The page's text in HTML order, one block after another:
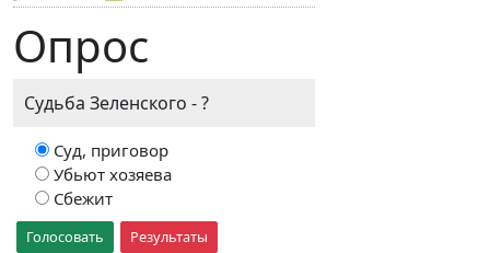
Опрос
Судьба Зеленского - ?
Суд, приговор
Убьют хозяева
Сбежит
Голосовать Результаты